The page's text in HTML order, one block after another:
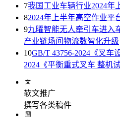
7我国工业车辆行业2024年
82024年上半年高空作业平
9九曜智能无人牵引车进入
产业链场间物流数智化升级
10GB/T 43756-2024《叉车
2024《平衡重式叉车 整机
软文推广
撰写各类稿件